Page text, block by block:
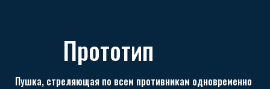
Прототип
Пушка, стреляющая по всем противникам одновременно